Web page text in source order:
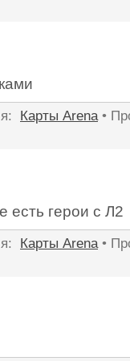
Карты Arena•
есть герои с Л2
Карты Arena•